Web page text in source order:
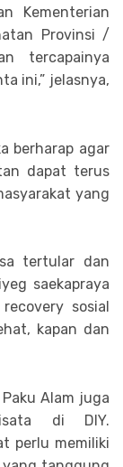
Kementerian
Provinsi /
tercapainya
ini,” jelasnya,
berharap agar
dapat terus
yang
tertular dan
saekapraya
sosial
kapan dan
Alam juga
di DIY.
perlu memiliki